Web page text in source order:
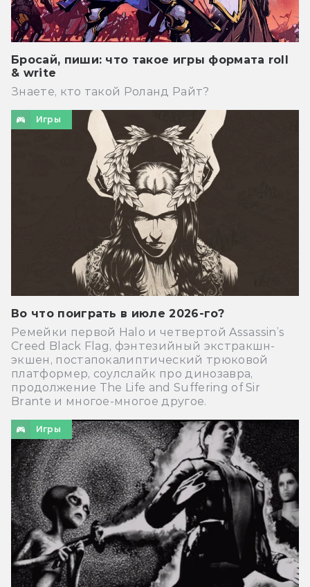
Бросай, пиши: что такое игры формата roll
& write
Знаете, кто такой Роланд Райт?
Игры
Во что поиграть в июле 2026-го?
Ремейки первой Halo и четвертой Assassin’s
Creed Black Flag, фэнтезийный экстракшн-
экшен, постапокалиптический трюковой
платформер, соулслайк про динозавра,
продолжение The Life and Suffering of Sir
Brante и многое-многое другое.
Игры